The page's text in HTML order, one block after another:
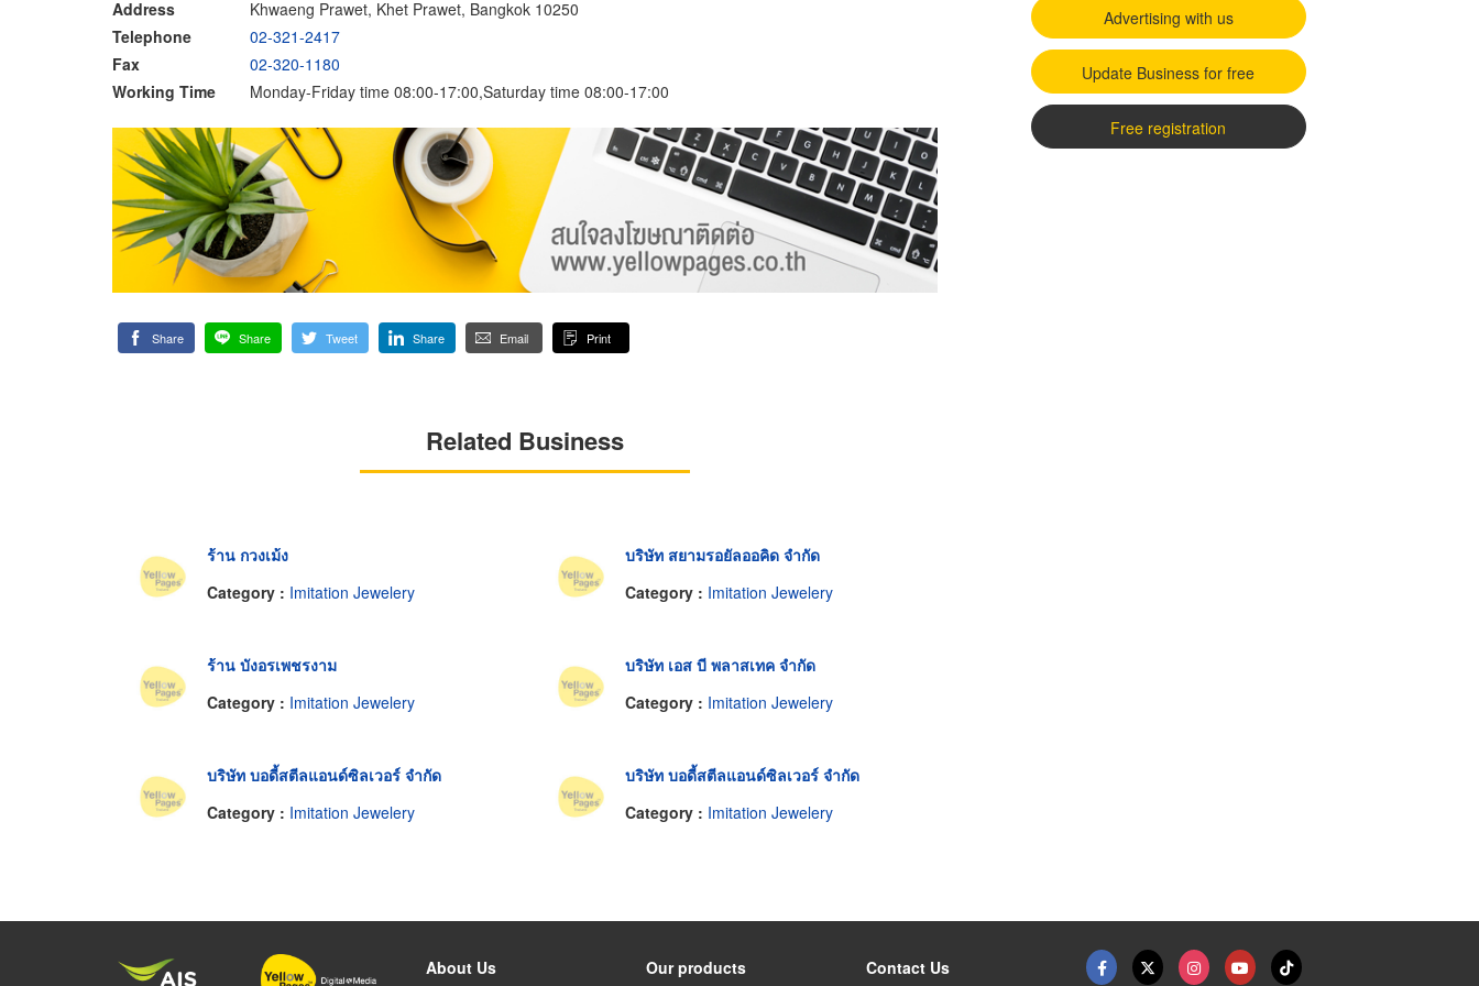
Address
Khwaeng Prawet, Khet Prawet, Bangkok 10250
Telephone
02-321-2417
Fax
02-320-1180
Working Time
Monday-Friday time 08:00-17:00,Saturday time 08:00-17:00
Share Share Tweet Share Email Print
Related Business
ร้าน กวงเม้ง
Category : Imitation Jewelery
บริษัท สยามรอยัลออคิด จำกัด
Category : Imitation Jewelery
ร้าน บังอรเพชรงาม
Category : Imitation Jewelery
บริษัท เอส บี พลาสเทค จำกัด
Category : Imitation Jewelery
บริษัท บอดี้สตีลแอนด์ซิลเวอร์ จำกัด
Category : Imitation Jewelery
บริษัท บอดี้สตีลแอนด์ซิลเวอร์ จำกัด
Category : Imitation Jewelery
Advertising with us
Update Business for free
Free registration
About Us Our products Contact Us